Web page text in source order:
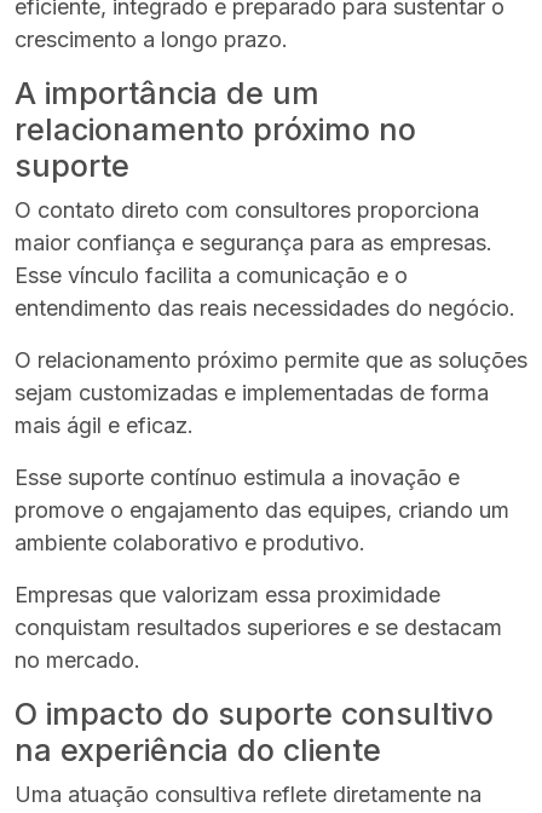
eficiente, integrado e preparado para sustentar o
crescimento a longo prazo.
A importância de um
relacionamento próximo no
suporte
O contato direto com consultores proporciona
maior confiança e segurança para as empresas.
Esse vínculo facilita a comunicação e o
entendimento das reais necessidades do negócio.
O relacionamento próximo permite que as soluções
sejam customizadas e implementadas de forma
mais ágil e eficaz.
Esse suporte contínuo estimula a inovação e
promove o engajamento das equipes, criando um
ambiente colaborativo e produtivo.
Empresas que valorizam essa proximidade
conquistam resultados superiores e se destacam
no mercado.
O impacto do suporte consultivo
na experiência do cliente
Uma atuação consultiva reflete diretamente na